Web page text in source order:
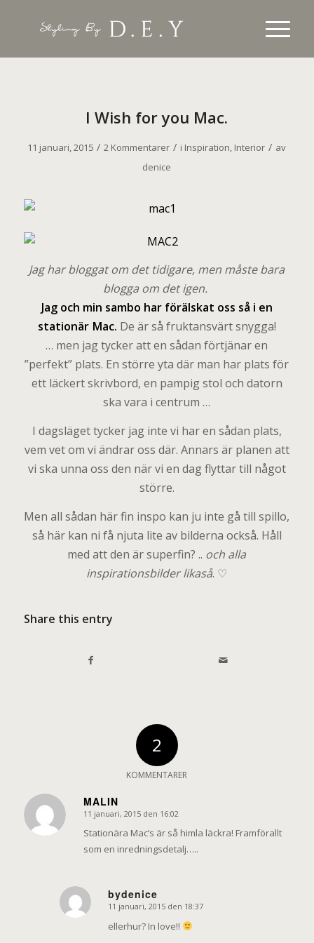
I Wish for you Mac.
11 januari, 2015 / 2 Kommentarer / i Inspiration, Interior / av
denice
Jag har bloggat om det tidigare, men måste bara
blogga om det igen.
Jag och min sambo har förälskat oss så i en
stationär Mac. De är så fruktansvärt snygga!
… men jag tycker att en sådan förtjänar en
”perfekt” plats. En större yta där man har plats för
ett läckert skrivbord, en pampig stol och datorn
ska vara i centrum …
I dagsläget tycker jag inte vi har en sådan plats,
vem vet om vi ändrar oss där. Annars är planen att
vi ska unna oss den när vi en dag flyttar till något
större.
Men all sådan här fin inspo kan ju inte gå till spillo,
så här kan ni få njuta lite av bilderna också. Håll
med att den är superfin? .. och alla
inspirationsbilder likaså. ♡
Share this entry
2
KOMMENTARER
MALIN
says:
11 januari, 2015 den 16:02
Stationära Mac’s är så himla läckra! Framförallt
som en inredningsdetalj…..
bydenice
says:
11 januari, 2015 den 18:37
ellerhur? In love!!